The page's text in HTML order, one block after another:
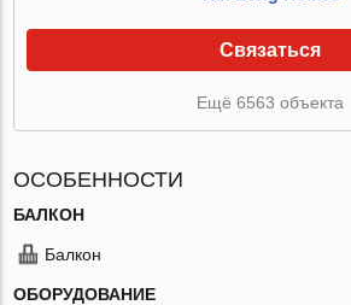
Связаться
Ещё 6563 объекта
ОСОБЕННОСТИ
БАЛКОН
Балкон
ОБОРУДОВАНИЕ